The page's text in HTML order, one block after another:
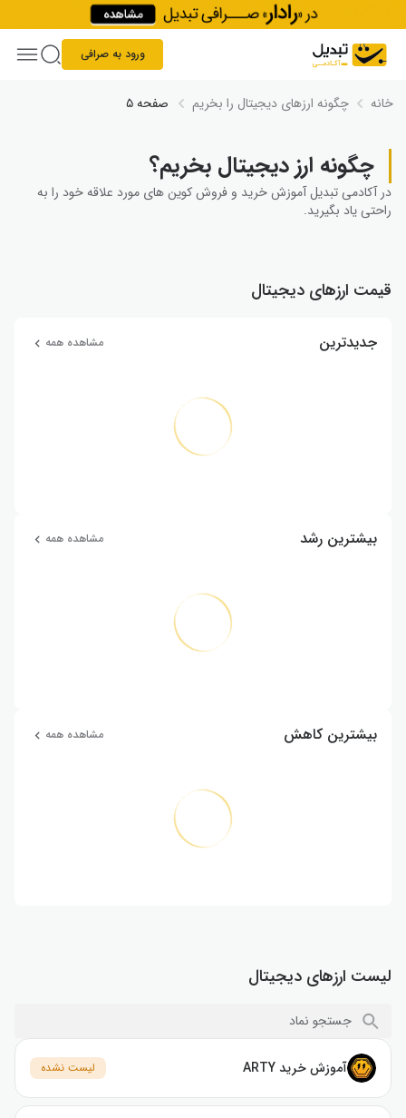
Skip to content
ورود به صرافی
خانه چگونه ارز‌های دیجیتال را بخریم صفحه ۵
چگونه ارز دیجیتال بخریم؟
در آکادمی تبدیل آموزش خرید و فروش کوین های مورد علاقه خود را به
راحتی یاد بگیرید.
قیمت ارزهای دیجیتال
جدیدترین مشاهده همه
بیشترین رشد مشاهده همه
بیشترین کاهش مشاهده همه
لیست ارزهای دیجیتال
آموزش خرید ARTY لیست نشده